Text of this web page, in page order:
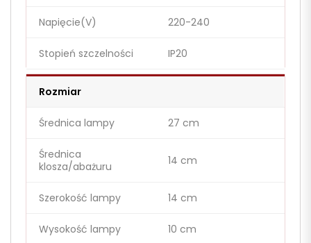
Napięcie(V) 220-240
Stopień szczelności IP20
Rozmiar
Średnica lampy 27 cm
Średnica
klosza/abażuru
14 cm
Szerokość lampy 14 cm
Wysokość lampy 10 cm